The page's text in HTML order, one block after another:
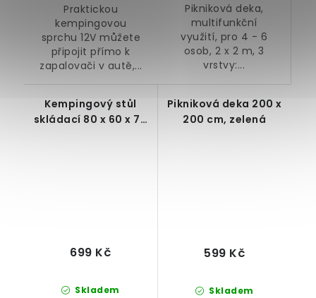
Praktickou
kempingovou
sprchu 12V můžete
připojit přímo k
zapalovači v autě,...
Pikniková deka,
multifunkční
využití, pro 4 - 6
osob, 2 x 2 m, 3
vrstvy:...
Kempingový stůl
skládací 80 x 60 x 70
Skladem
699 Kč
Pikniková deka 200 x
200 cm, zelená
Skladem
599 Kč